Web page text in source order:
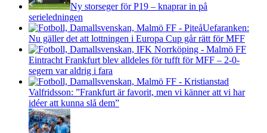
Ny storseger för P19 – knaprar in på
serieledningen
Uefaranken:
Nu gäller det att lottningen i Europa Cup går rätt för MFF
Eintracht Frankfurt blev alldeles för tufft för MFF – 2-0-
segern var aldrig i fara
Valfridsson: ”Frankfurt är favorit, men vi känner att vi har
idéer att kunna slå dem”